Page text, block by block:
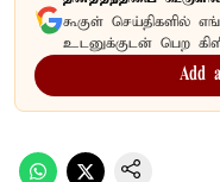
கூகுள் செய்திகளில்
உடனுக்குடன் பெற
Add